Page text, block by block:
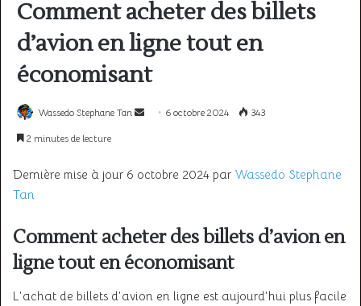
Comment acheter des billets
d’avion en ligne tout en
économisant
Wassedo Stephane Tan
Envoyer6 octobre 2024 343
2 minutes de lecture
Dernière mise à jour 6 octobre 2024 par Wassedo Stephane
Tan
Comment acheter des billets d’avion en
ligne tout en économisant
L’achat de billets d’avion en ligne est aujourd’hui plus facile